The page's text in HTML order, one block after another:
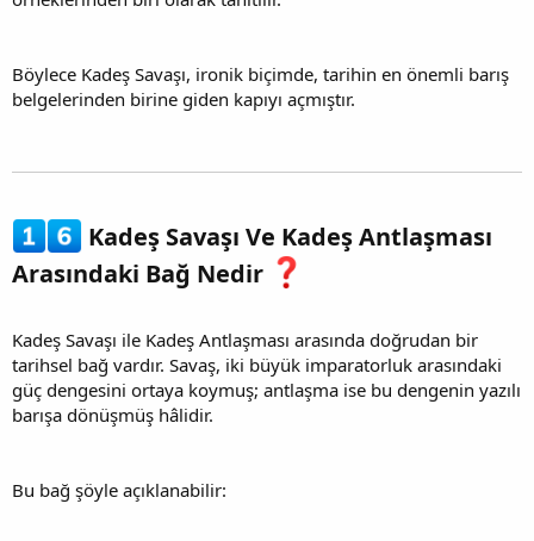
Böylece Kadeş Savaşı, ironik biçimde, tarihin en önemli barış
belgelerinden birine giden kapıyı açmıştır.
Kadeş Savaşı Ve Kadeş Antlaşması
Arasındaki Bağ Nedir
Kadeş Savaşı ile Kadeş Antlaşması arasında doğrudan bir
tarihsel bağ vardır. Savaş, iki büyük imparatorluk arasındaki
güç dengesini ortaya koymuş; antlaşma ise bu dengenin yazılı
barışa dönüşmüş hâlidir.
Bu bağ şöyle açıklanabilir: